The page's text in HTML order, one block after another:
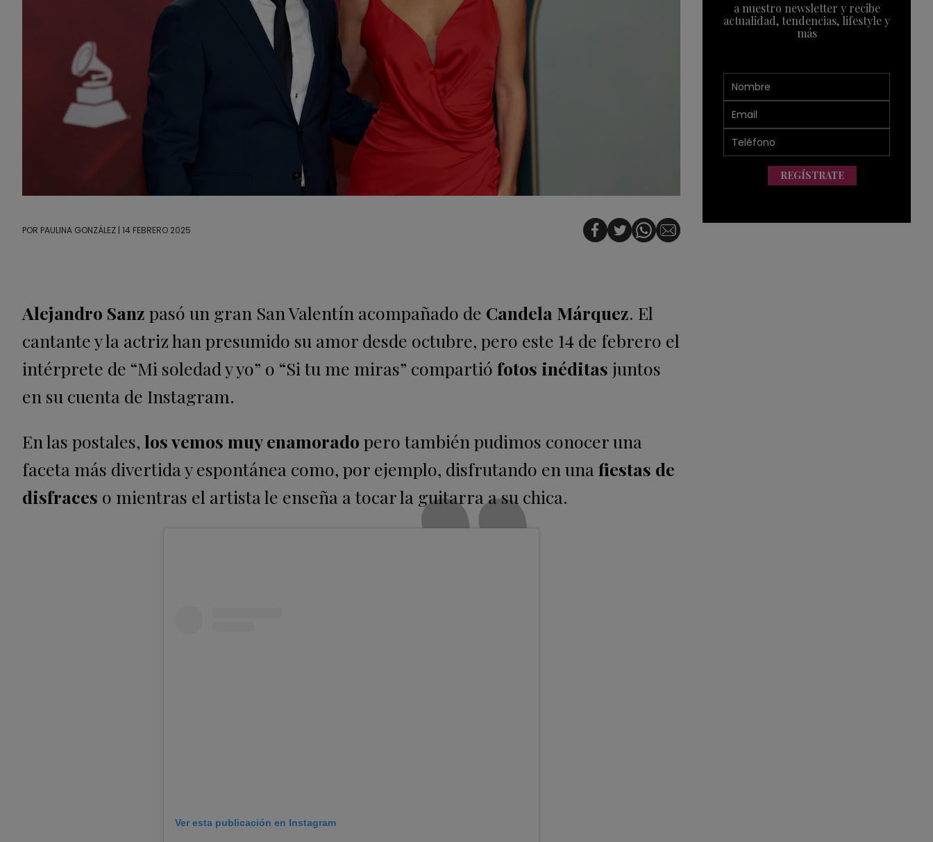
POR PAULINA GONZÁLEZ | 14 FEBRERO 2025
Alejandro Sanz pasó un gran San Valentín acompañado de Candela Márquez. El
cantante y la actriz han presumido su amor desde octubre, pero este 14 de febrero el
intérprete de “Mi soledad y yo” o “Si tu me miras” compartió fotos inéditas juntos
en su cuenta de Instagram.
En las postales, los vemos muy enamorado pero también pudimos conocer una
faceta más divertida y espontánea como, por ejemplo, disfrutando en una fiestas de
disfraces o mientras el artista le enseña a tocar la guitarra a su chica.
Ver esta publicación en Instagram
a nuestro newsletter y recibe
actualidad, tendencias, lifestyle y
más
REGÍSTRATE